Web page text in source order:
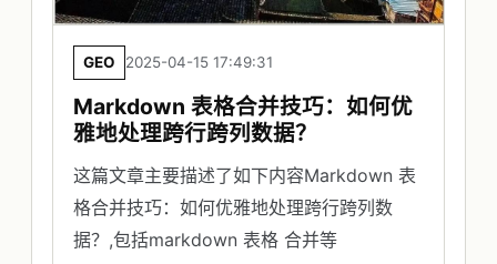
GEO 2025-04-15 17:49:31
Markdown 表格合并技巧：如何优
雅地处理跨行跨列数据？
这篇文章主要描述了如下内容Markdown 表
格合并技巧：如何优雅地处理跨行跨列数
据？,包括markdown 表格 合并等